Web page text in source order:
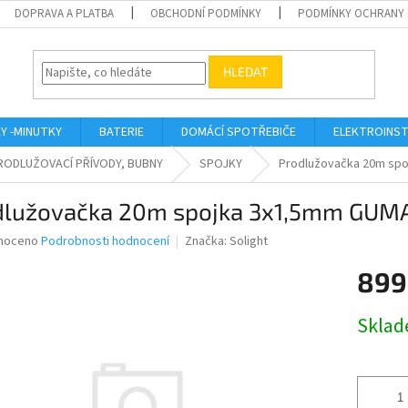
DOPRAVA A PLATBA OBCHODNÍ PODMÍNKY PODMÍNKY OCHRANY
HLEDAT
-MINUTKY BATERIE DOMÁCÍ SPOTŘEBIČE
PŘÍVODY, BUBNY SPOJKY Prodlužovačka 20m
20m spojka 3x1,5mm
Podrobnosti hodnocení Značka: Solight
cena: